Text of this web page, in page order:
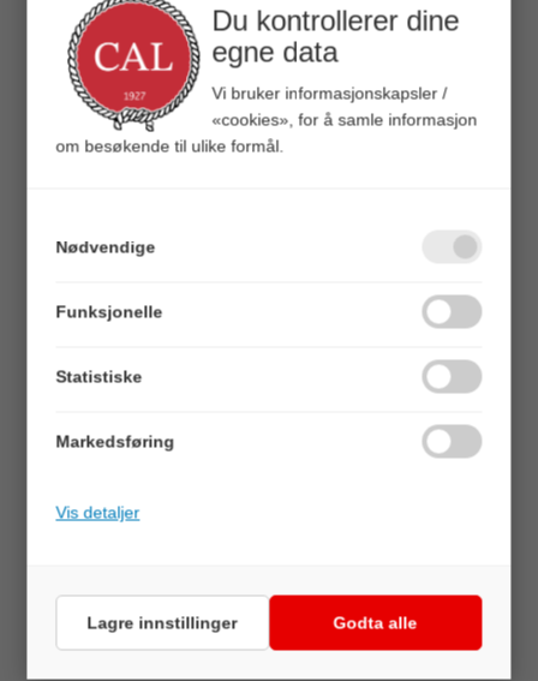
Danfender Nøkkelring - 1pk
Alt. varenr:60756283
Veil.79,00
BESKRIVELSE
havner på havets bunn dersom uhellet skulle være ute.
ALTERNATIVER
Du kontrollerer dine
egne data
Vi bruker informasjonskapsler /
«cookies», for å samle informasjon
om besøkende til ulike formål.
Nødvendige
Funksjonelle
Statistiske
Markedsføring
Vis detaljer
Lagre innstillinger Godta alle